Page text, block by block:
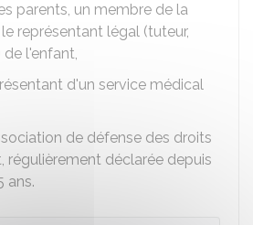
parents, un membre de la
représentant légal (tuteur,
de l'enfant,
d'un service médical
de défense des droits
régulièrement déclarée depuis
ans.